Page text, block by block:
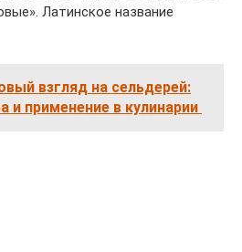
Латинское название
взгляд на сельдерей:
и применение в кулинарии